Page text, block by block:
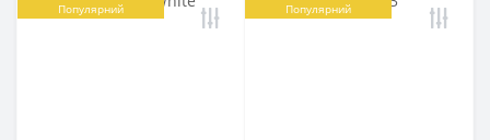
Популярний
Популярний